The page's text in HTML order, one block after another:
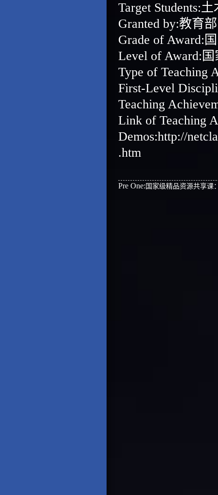
Target Students:
Granted by:教育部
Grade of Award:
Level of Award:
Type of Teaching
First-Level
Teaching
Link of Teaching
Demos:http://
.htm
Pre One: 国家级精品资源共享课